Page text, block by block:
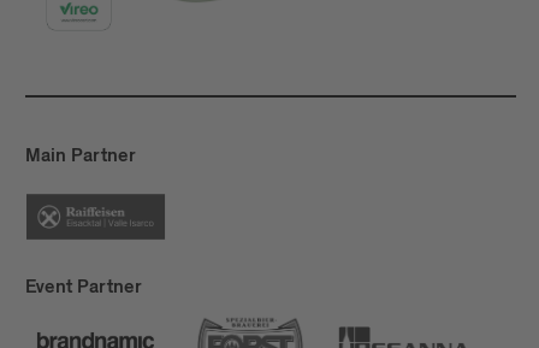
Main Partner
Event Partner